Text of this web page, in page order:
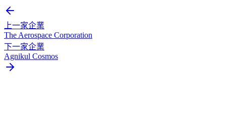
上一家企業
The Aerospace Corporation
下一家企業
Agnikul Cosmos